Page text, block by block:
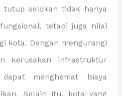
tutup selokan tidak hanya
tetapi juga nilai
kota. Dengan mengurangi
kerusakan infrastruktur
menghemat biaya
Selain itu, kota yang